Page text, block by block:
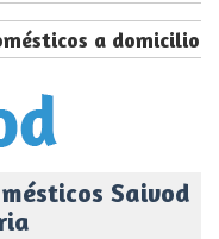
a domicilio
Saivod